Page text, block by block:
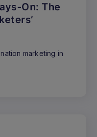
On: The
marketing in